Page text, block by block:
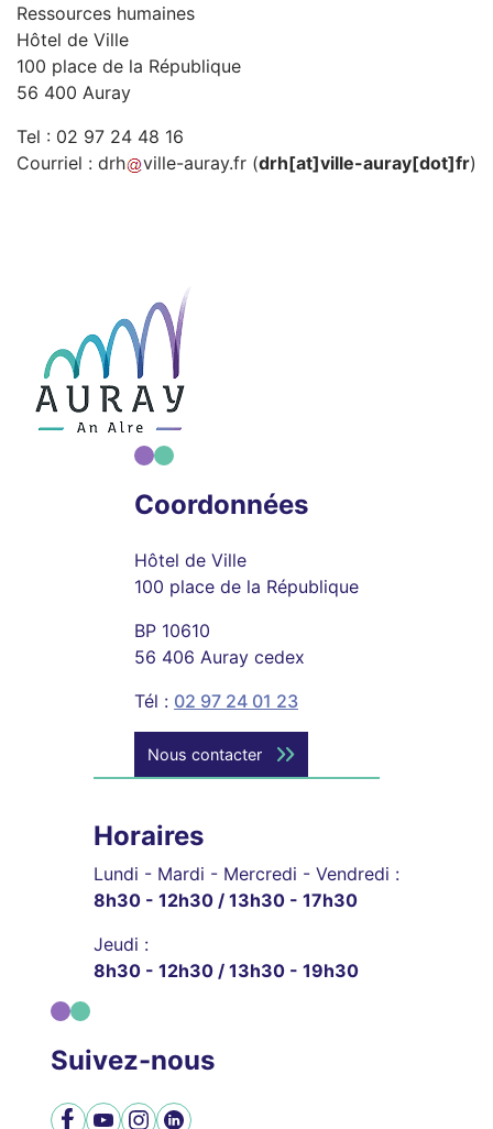
Ressources humaines
Hôtel de Ville
100 place de la République
56 400 Auray
Tel : 02 97 24 48 16
Courriel : drh ville-auray.fr (drh[at]ville-auray[dot]fr)
Coordonnées
Hôtel de Ville
100 place de la République
BP 10610
56 406 Auray cedex
Tél : 02 97 24 01 23
Nous contacter
Horaires
Lundi - Mardi - Mercredi - Vendredi :
8h30 - 12h30 / 13h30 - 17h30
Jeudi :
8h30 - 12h30 / 13h30 - 19h30
Suivez-nous